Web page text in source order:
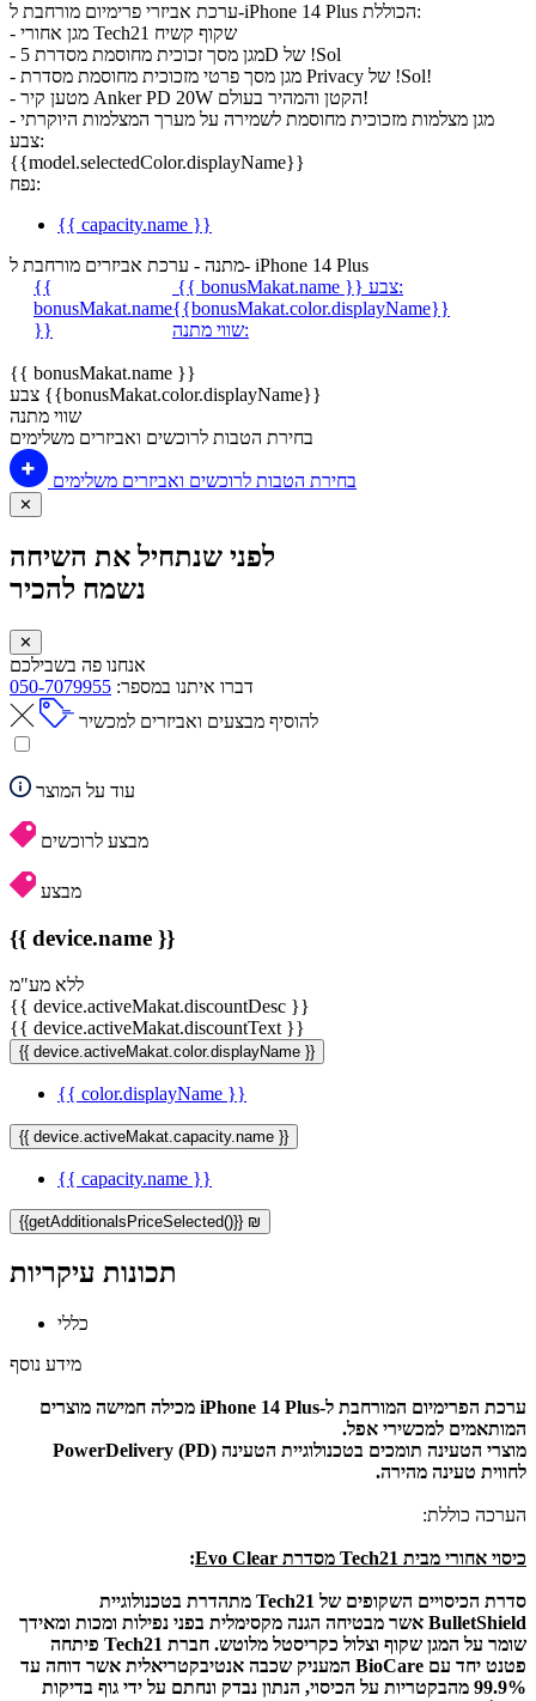
ערכת אביזרי פרימיום מורחבת ל-iPhone 14 Plus הכוללת:
-
מגן אחורי Tech21 שקוף קשיח
-
מגן מסך זכוכית מחוסמת מסדרת 5D של !Sol
-
מגן מסך פרטי מזכוכית מחוסמת מסדרת Privacy של !Sol!
-
מטען קיר Anker PD 20W הקטן והמהיר בעולם!
- מגן מצלמות מזכוכית מחוסמת לשמירה על מערך המצלמות היוקרתי
צבע:
{{model.selectedColor.displayName}}
נפח:
{{ capacity.name }}
מתנה - ערכת אביזרים מורחבת ל- iPhone 14 Plus
{{
bonusMakat.name
}}
{{ bonusMakat.name }}
צבע:
{{bonusMakat.color.displayName}}
שווי מתנה:
{{ bonusMakat.name }}
צבע {{bonusMakat.color.displayName}}
שווי מתנה
בחירת הטבות לרוכשים ואביזרים משלימים
בחירת הטבות לרוכשים ואביזרים משלימים
✕
לפני שנתחיל את השיחה
נשמח להכיר
✕
אנחנו פה בשבילכם
דברו איתנו במספר: 050-7079955
להוסיף מבצעים ואביזרים למכשיר
עוד על המוצר
מבצע לרוכשים
מבצע
{{ device.name }}
ללא מע"מ
{{ device.activeMakat.discountDesc }}
{{ device.activeMakat.discountText }}
{{ device.activeMakat.color.displayName }}
{{ color.displayName }}
{{ device.activeMakat.capacity.name }}
{{ capacity.name }}
{{getAdditionalsPriceSelected()}} ₪
תכונות עיקריות
כללי
מידע נוסף
ערכת הפרימיום המורחבת ל-iPhone 14 Plus מכילה חמישה מוצרים
המותאמים למכשירי אפל.
מוצרי הטעינה תומכים בטכנולוגיית הטעינה PowerDelivery (PD)
לחווית טעינה מהירה.
הערכה כוללת:
כיסוי אחורי מבית Tech21 מסדרת Evo Clear :
סדרת הכיסויים השקופים של Tech21 מתהדרת בטכנולוגיית
BulletShield אשר מבטיחה הגנה מקסימלית בפני נפילות ומכות ומאידך
שומר על המגן שקוף וצלול כקריסטל מלוטש. חברת Tech21 פיתחה
פטנט יחד עם BioCare המעניק שכבה אנטיבקטריאלית אשר דוחה עד
99.9% מהבקטריות על הכיסוי, הנתון נבדק ונחתם על ידי גוף בדיקות